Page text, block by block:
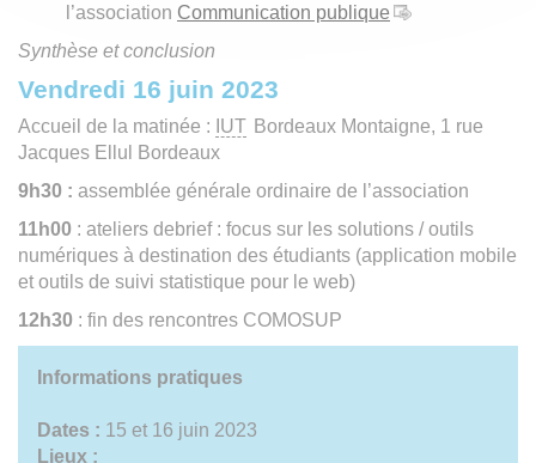
l’association Communication publique
Synthèse et conclusion
Vendredi 16 juin 2023
Accueil de la matinée : IUT Bordeaux Montaigne, 1 rue
Jacques Ellul Bordeaux
9h30 : assemblée générale ordinaire de l’association
11h00 : ateliers debrief : focus sur les solutions / outils
numériques à destination des étudiants (application mobile
et outils de suivi statistique pour le web)
12h30 : fin des rencontres COMOSUP
Informations pratiques
Dates : 15 et 16 juin 2023
Lieux :